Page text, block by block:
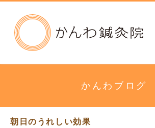
治療院のご案内
メニュー・料金
かんわブログ
朝日のうれしい効果